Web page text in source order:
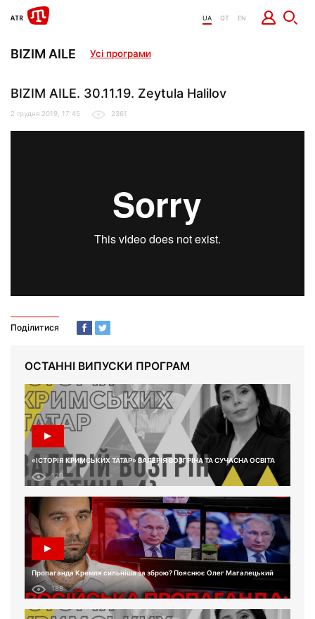
UA QT EN
BIZIM AILE Усі програми
BIZIM AILE. 30.11.19. Zeytula Halilov
2 грудня 2019, 17:45 2361
Поділитися
ОСТАННІ ВИПУСКИ ПРОГРАМ
«ІСТОРІЯ КРИМСЬКИХ ТАТАР» ВАЛЕРІЯ ВОЗГРІНА ТА СУЧАСНА ОСВІТА
170
Пропаганда Кремля сильніша за зброю? Пояснює Олег Магалецький
188